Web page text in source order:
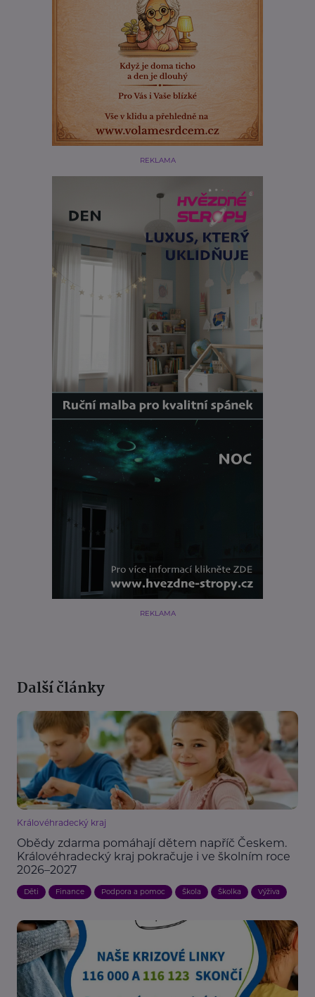
REKLAMA
REKLAMA
Další články
Královéhradecký kraj
Obědy zdarma pomáhají dětem napříč Českem.
Královéhradecký kraj pokračuje i ve školním roce
2026–2027
Děti Finance Podpora a pomoc Škola Školka Výživa